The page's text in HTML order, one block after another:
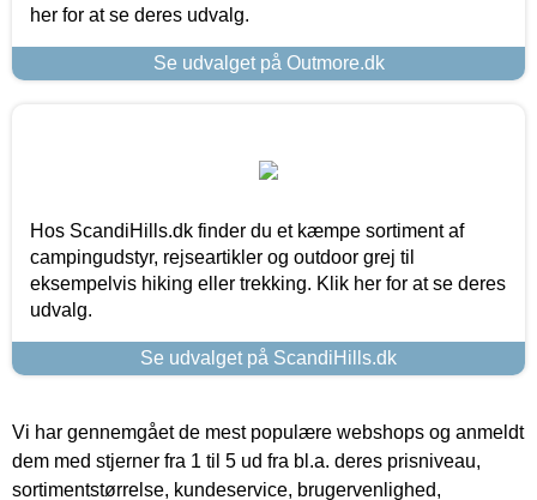
her for at se deres udvalg.
Se udvalget på Outmore.dk
Hos ScandiHills.dk finder du et kæmpe sortiment af
campingudstyr, rejseartikler og outdoor grej til
eksempelvis hiking eller trekking. Klik her for at se deres
udvalg.
Se udvalget på ScandiHills.dk
Vi har gennemgået de mest populære webshops og anmeldt
dem med stjerner fra 1 til 5 ud fra bl.a. deres prisniveau,
sortimentstørrelse, kundeservice, brugervenlighed,